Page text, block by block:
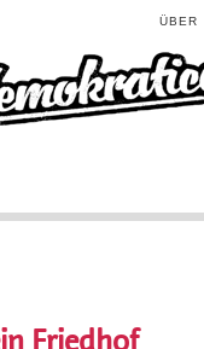
ÜBER
Friedhof